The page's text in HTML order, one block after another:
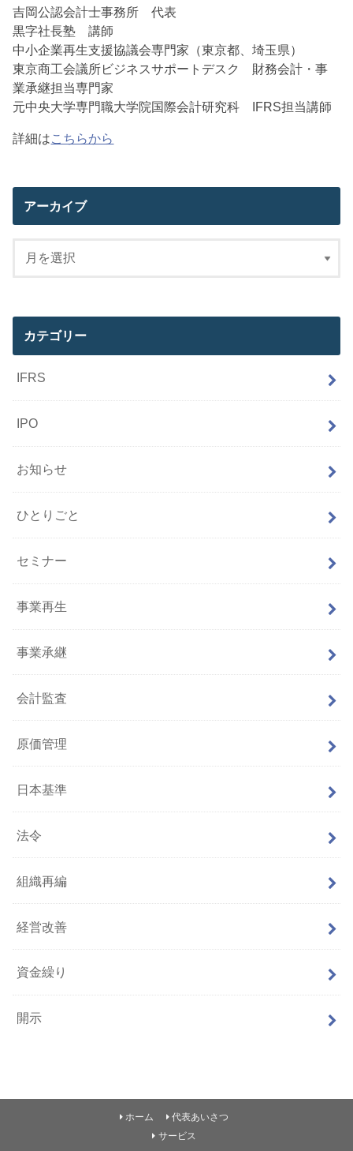
吉岡公認会計士事務所 代表
黒字社長塾 講師
中小企業再生支援協議会専門家（東京都、埼玉県）
東京商工会議所ビジネスサポートデスク 財務会計・事
業承継担当専門家
元中央大学専門職大学院国際会計研究科 IFRS担当講師
詳細はこちらから
アーカイブ
カテゴリー
IFRS
IPO
お知らせ
ひとりごと
セミナー
事業再生
事業承継
会計監査
原価管理
日本基準
法令
組織再編
経営改善
資金繰り
開示
ホーム
代表あいさつ
サービス